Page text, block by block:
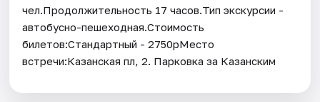
чел.Продолжительность 17 часов.Тип экскурсии -
автобусно-пешеходная.Стоимость
билетов:Стандартный - 2750рМесто
встречи:Казанская пл, 2. Парковка за Казанским